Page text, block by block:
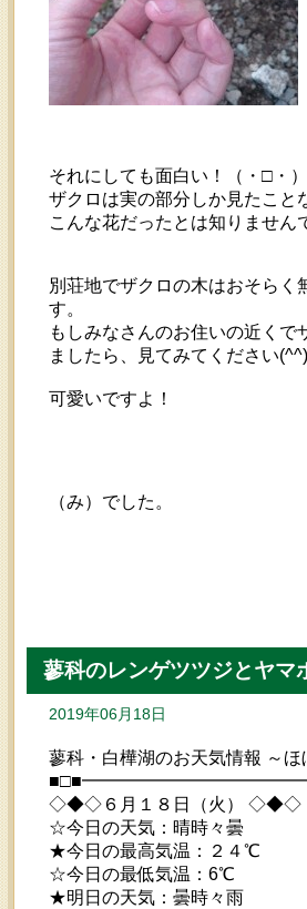
それにしても面白い！（・□・）
ザクロは実の部分しか見たこと
こんな花だったとは知りません
別荘地でザクロの木はおそらく
す。
もしみなさんのお住いの近くで
ましたら、見てみてください(^^)
可愛いですよ！
（み）でした。
蓼科のレンゲツツジとヤマ
2019年06月18日
蓼科・白樺湖のお天気情報 ～ほ
◇◆◇６月１８日（火） ◇◆◇
☆今日の天気：晴時々曇
★今日の最高気温：２４℃
☆今日の最低気温：6℃
★明日の天気：曇時々雨